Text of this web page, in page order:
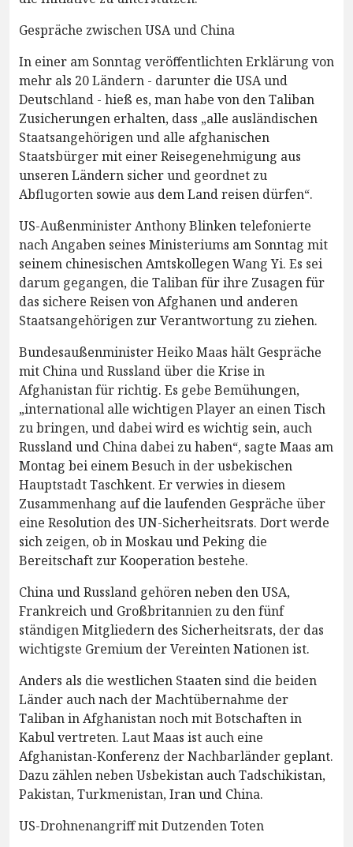
Gespräche zwischen USA und China
In einer am Sonntag veröffentlichten Erklärung von
mehr als 20 Ländern - darunter die USA und
Deutschland - hieß es, man habe von den Taliban
Zusicherungen erhalten, dass „alle ausländischen
Staatsangehörigen und alle afghanischen
Staatsbürger mit einer Reisegenehmigung aus
unseren Ländern sicher und geordnet zu
Abflugorten sowie aus dem Land reisen dürfen“.
US-Außenminister Anthony Blinken telefonierte
nach Angaben seines Ministeriums am Sonntag mit
seinem chinesischen Amtskollegen Wang Yi. Es sei
darum gegangen, die Taliban für ihre Zusagen für
das sichere Reisen von Afghanen und anderen
Staatsangehörigen zur Verantwortung zu ziehen.
Bundesaußenminister Heiko Maas hält Gespräche
mit China und Russland über die Krise in
Afghanistan für richtig. Es gebe Bemühungen,
„international alle wichtigen Player an einen Tisch
zu bringen, und dabei wird es wichtig sein, auch
Russland und China dabei zu haben“, sagte Maas am
Montag bei einem Besuch in der usbekischen
Hauptstadt Taschkent. Er verwies in diesem
Zusammenhang auf die laufenden Gespräche über
eine Resolution des UN-Sicherheitsrats. Dort werde
sich zeigen, ob in Moskau und Peking die
Bereitschaft zur Kooperation bestehe.
China und Russland gehören neben den USA,
Frankreich und Großbritannien zu den fünf
ständigen Mitgliedern des Sicherheitsrats, der das
wichtigste Gremium der Vereinten Nationen ist.
Anders als die westlichen Staaten sind die beiden
Länder auch nach der Machtübernahme der
Taliban in Afghanistan noch mit Botschaften in
Kabul vertreten. Laut Maas ist auch eine
Afghanistan-Konferenz der Nachbarländer geplant.
Dazu zählen neben Usbekistan auch Tadschikistan,
Pakistan, Turkmenistan, Iran und China.
US-Drohnenangriff mit Dutzenden Toten